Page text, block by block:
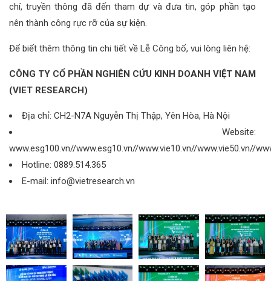
chí, truyền thông đã đến tham dự và đưa tin, góp phần tạo
nên thành công rực rỡ của sự kiện.
Để biết thêm thông tin chi tiết về Lễ Công bố, vui lòng liên hệ:
CÔNG TY CỔ PHẦN NGHIÊN CỨU KINH DOANH VIỆT NAM
(VIET RESEARCH)
Địa chỉ: CH2-N7A Nguyễn Thị Thập, Yên Hòa, Hà Nội
Website:
www.esg100.vn//www.esg10.vn//www.vie10.vn//www.vie50.vn//
Hotline: 0889.514.365
E-mail: info@vietresearch.vn